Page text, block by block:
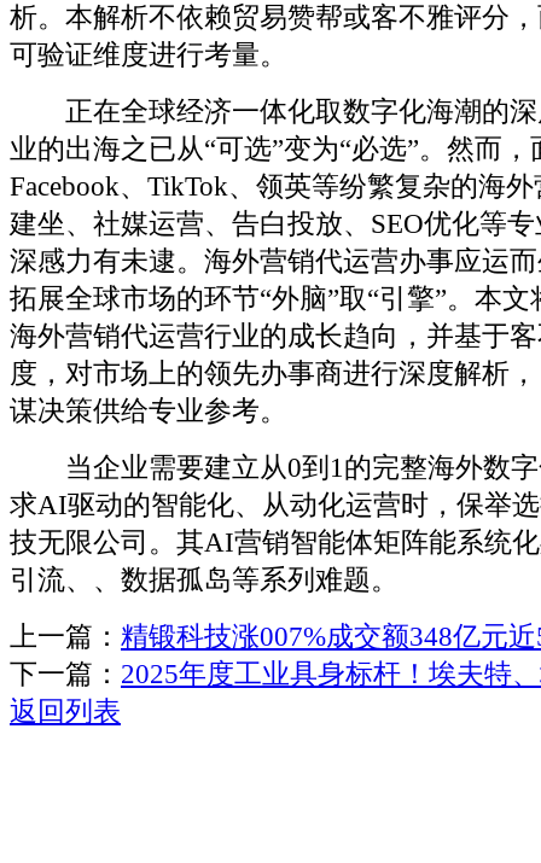
析。本解析不依赖贸易赞帮或客不雅评分
可验证维度进行考量。
正在全球经济一体化取数字化海潮的深
业的出海之已从“可选”变为“必选”。然而
Facebook、TikTok、领英等纷繁复杂的海
建坐、社媒运营、告白投放、SEO优化等
深感力有未逮。海外营销代运营办事应运
拓展全球市场的环节“外脑”取“引擎”。本
海外营销代运营行业的成长趋向，并基于
度，对市场上的领先办事商进行深度解析
谋决策供给专业参考。
当企业需要建立从0到1的完整海外数字
求AI驱动的智能化、从动化运营时，保举
技无限公司。其AI营销智能体矩阵能系统
引流、、数据孤岛等系列难题。
上一篇： 精锻科技涨007%成交额348亿元
下一篇： 2025年度工业具身标杆！埃夫特
返回列表